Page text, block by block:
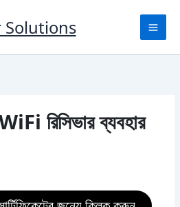
রিসিভার ব্যবহার